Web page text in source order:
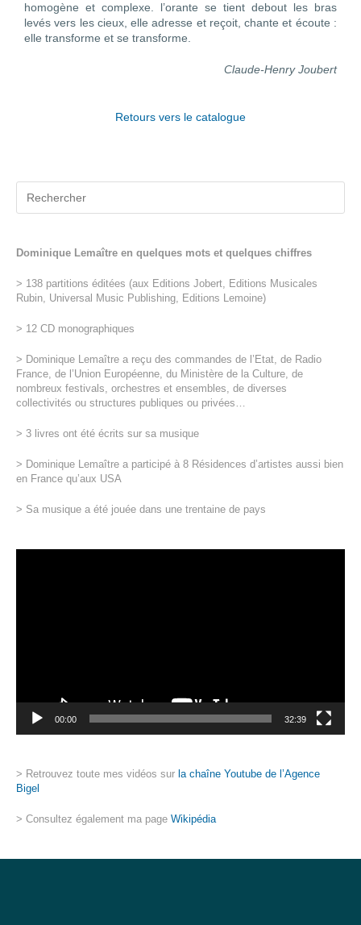
homogène et complexe. l’orante se tient debout les bras
levés vers les cieux, elle adresse et reçoit, chante et écoute :
elle transforme et se transforme.
Claude-Henry Joubert
Retours vers le catalogue
Dominique Lemaître en quelques mots et quelques chiffres
> 138 partitions éditées (aux Editions Jobert, Editions Musicales
Rubin, Universal Music Publishing, Editions Lemoine)
> 12 CD monographiques
> Dominique Lemaître a reçu des commandes de l’Etat, de Radio
France, de l’Union Européenne, du Ministère de la Culture, de
nombreux festivals, orchestres et ensembles, de diverses
collectivités ou structures publiques ou privées…
> 3 livres ont été écrits sur sa musique
> Dominique Lemaître a participé à 8 Résidences d’artistes aussi bien
en France qu’aux USA
> Sa musique a été jouée dans une trentaine de pays
00:00 32:39
> Retrouvez toute mes vidéos sur la chaîne Youtube de l’Agence
Bigel
> Consultez également ma page Wikipédia